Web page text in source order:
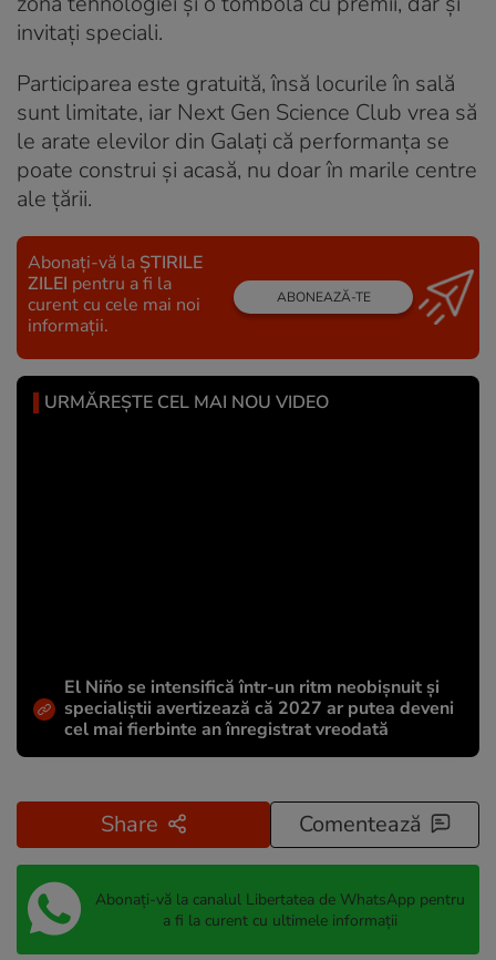
invitați speciali.
Participarea este gratuită, însă locurile în sală
sunt limitate, iar Next Gen Science Club vrea să
le arate elevilor din Galați că performanța se
poate construi și acasă, nu doar în marile centre
ale țării.
Abonați-vă la ȘTIRILE
ZILEI pentru a fi la
curent cu cele mai noi
informații.
ABONEAZĂ-TE
URMĂREȘTE CEL MAI NOU VIDEO
El Niño se intensifică într-un ritm neobișnuit și
specialiștii avertizează că 2027 ar putea deveni
cel mai fierbinte an înregistrat vreodată
Share Comentează
Abonați-vă la canalul Libertatea de WhatsApp pentru
a fi la curent cu ultimele informații